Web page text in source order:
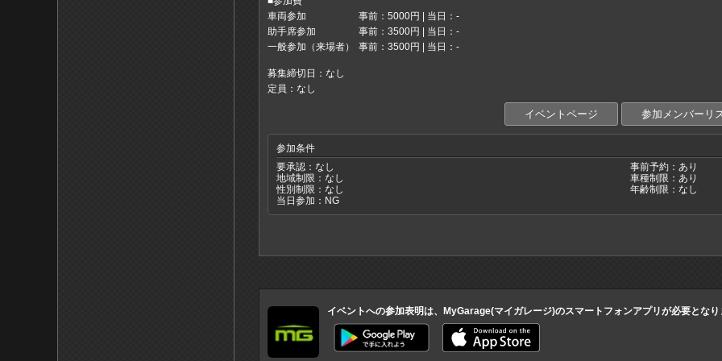
車両参加
事前：5000円 | 当日：-
助手席参加
事前：3500円 | 当日：-
一般参加（来場者）
事前：3500円 | 当日：-
募集締切日：なし
定員：なし
イベントページ 参加メンバーリ
参加条件
要承認：なし
事前予約：あり
地域制限：なし
車種制限：あり
性別制限：なし
年齢制限：なし
当日参加：NG
イベントへの参加表明は、MyGarage(マイガレージ)のスマートフォンアプリが必要となり